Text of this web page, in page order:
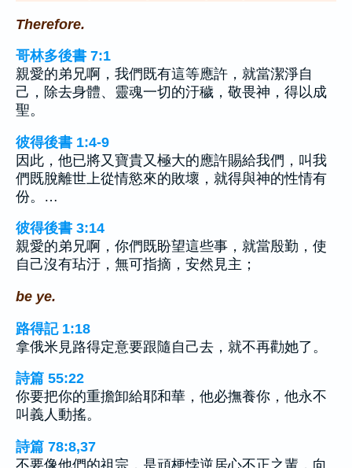
Therefore.
哥林多後書 7:1
親愛的弟兄啊，我們既有這等應許，就當潔淨自
己，除去身體、靈魂一切的汙穢，敬畏神，得以成
聖。
彼得後書 1:4-9
因此，他已將又寶貴又極大的應許賜給我們，叫我
們既脫離世上從情慾來的敗壞，就得與神的性情有
份。…
彼得後書 3:14
親愛的弟兄啊，你們既盼望這些事，就當殷勤，使
自己沒有玷汙，無可指摘，安然見主；
be ye.
路得記 1:18
拿俄米見路得定意要跟隨自己去，就不再勸她了。
詩篇 55:22
你要把你的重擔卸給耶和華，他必撫養你，他永不
叫義人動搖。
詩篇 78:8,37
不要像他們的祖宗，是頑梗悖逆居心不正之輩，向